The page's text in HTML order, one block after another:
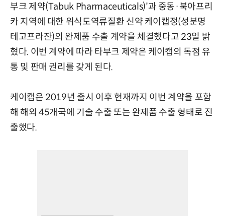
부크 제약(Tabuk Pharmaceuticals)'과 중동·북아프리
카 지역에 대한 위식도역류질환 신약 케이캡정(성분명
테고프라잔)의 완제품 수출 계약을 체결했다고 23일 밝
혔다. 이번 계약에 따라 타부크 제약은 케이캡의 독점 유
통 및 판매 권리를 갖게 된다.
케이캡은 2019년 출시 이후 현재까지 이번 계약을 포함
해 해외 45개국에 기술 수출 또는 완제품 수출 형태로 진
출했다.